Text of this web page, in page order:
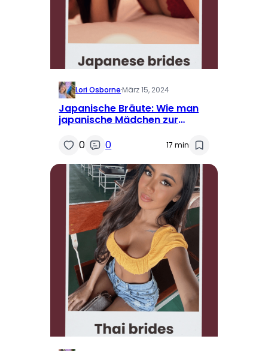
Lori Osborne·März 15, 2024
Japanische Bräute: Wie man
japanische Mädchen zur
0
0 17 min